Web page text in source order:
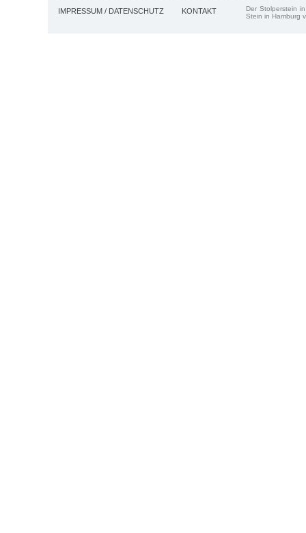
IMPRESSUM / DATENSCHUTZ KONTAKT
Der Stolperstein
Stein in Hamburg